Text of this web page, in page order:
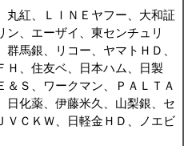
丸紅、ＬＩＮＥヤフー、大和証
ン、エーザイ、東センチュリ
馬銀、リコー、ヤマトＨＤ、
Ｈ、住友ベ、日本ハム、日製
Ｓ、ワークマン、ＰＡＬＴＡ
日化薬、伊藤米久、山梨銀、セ
ＶＣＫＷ、日軽金ＨＤ、ノエビ